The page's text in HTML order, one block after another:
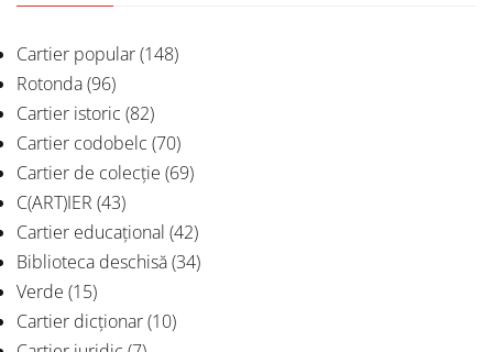
Cartier popular(148)
Rotonda(96)
Cartier istoric (82)
Cartier codobelc (70)
Cartier de colecție (69)
C(ART)IER (43)
Cartier educațional (42)
Biblioteca deschisă(34)
Verde (15)
Cartier dicționar(10)